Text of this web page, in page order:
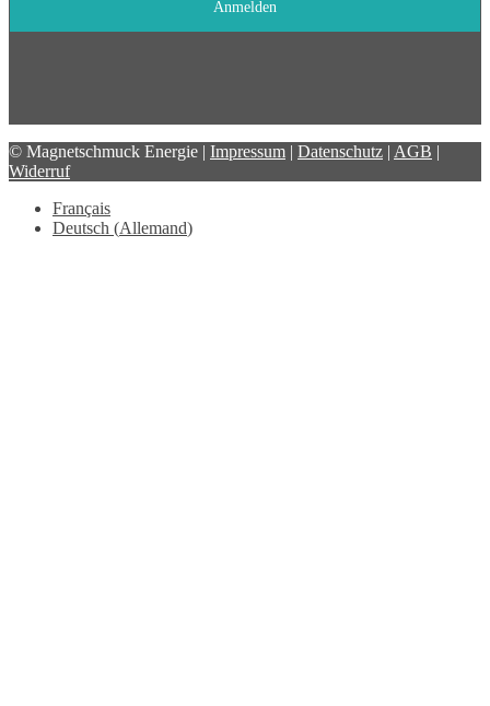
© Magnetschmuck Energie | Impressum | Datenschutz | AGB |
Widerruf
Français
Deutsch (Allemand)